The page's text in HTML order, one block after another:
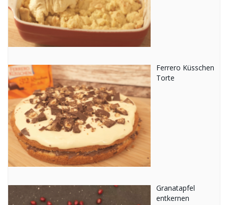
Ferrero Küsschen
Torte
Granatapfel
entkernen